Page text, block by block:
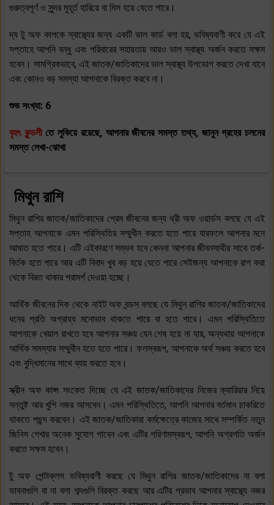
গুরুত্বপূর্ণ ও সুন্দর মুহূর্ত হারিয়ে বা মিস হয়ে যেতে পারে।
দ্য টু অফ কাপকে স্বাস্থ্যের জন্য একটি ভাল কার্ড বলা হয়, ভবিষ্যবাণী করে যে এই
সপ্তাহে আপনি বন্ধু এবং পরিবারের সহায়তায় আরও ভাল স্বাস্থ্য অর্জন করতে সক্ষম
হবেন। সামগ্রিকভাবে, এই জাতক/জাতিকাদের ভাল স্বাস্থ্য উপভোগ করতে দেখা যাবে
এবং কোনও বড় সমস্যা আপনাকে বিরক্ত করবে না।
শুভ সংখ্যা: 6
বৃহৎ কুন্ডলীতে লুকিয়ে রয়েছে, আপনার জীবনের সমস্ত তথ্য, জানুন গ্রহের চলনের
সমস্ত লেখা-ঝোখা
মিথুন রাশি
মিথুন রাশির জাতক/জাতিকাদের প্রেম জীবনের জন্য থ্রী অফ ওয়ার্ডস বলছে যে এই
সপ্তাহ আপনাকে এমন পরিস্থিতির সম্মুখীন করতে হতে পারে যারফলে আপনার মনে
আঘাত হতে পারে। এটি এইকারণে সম্ভব হবে কেননা আপনার জীবনসাথীর সাথে তর্ক-
বির্তক হতে পারে আর এটি বিবাদ খুব বড় হয়ে যেতে পারে সেইজন্য আপনাকে রাগ করা
থেকে বিরত থাকার পরামর্শ দেওয়া হচ্ছে।
আর্থিক জীবনের দিক থেকে নাইট অফ বন্ডস বলছে যে মিথুন রাশির জাতক/জাতিকাদের
ধনের প্রতি অগ্রায্য মনোভাব থাকতে পারে বা হতে পারে। এমন পরিস্থিতিতে
আপনাকে খেয়াল রাখতে হবে আপনার সঞ্চয় যেন শেষ হয়ে না যায়, অন্যথায় আপনাকে
আর্থিক সমস্যার সম্মুখীন হতে হতে পারে। ফলস্বরূপ, আপনাকে অর্থ সঞ্চয় করতে হবে
এবং বুদ্ধিমানের সাথে ব্যয় করতে হবে।
স্ক্রীন অফ কাপ্স সংকেত দিচ্ছে যে এই জাতক/জাতিকাদের নিজের ক্যারিয়ার নিয়ে
সন্তুষ্ট আর খুশি নজর আসবেন। এমন পরিস্থিতিতে, আপনি আপনার বর্তমান চাকরিতে
থাকতে পছন্দ করবেন। এই জাতক/জাতিকারা কর্মক্ষেত্রে কাজের সাথে সম্পর্কিত নতুন
জিনিস শেখার অনেক সুযোগ পাবেন এবং এটির পরিণামস্বরূপ, আপনি অগ্রগতি অর্জন
করতে সক্ষম হবেন।
টু অফ পেন্টাক্লস ভবিষ্যবাণী করছে যে মিথুন রাশির জাতক/জাতিকাদের না বলা
ভাবনাগুলি বা না বলা শব্দগুলি বিরক্ত করছে আর এটির প্রভাব আপনার স্বাস্থ্যে নজর